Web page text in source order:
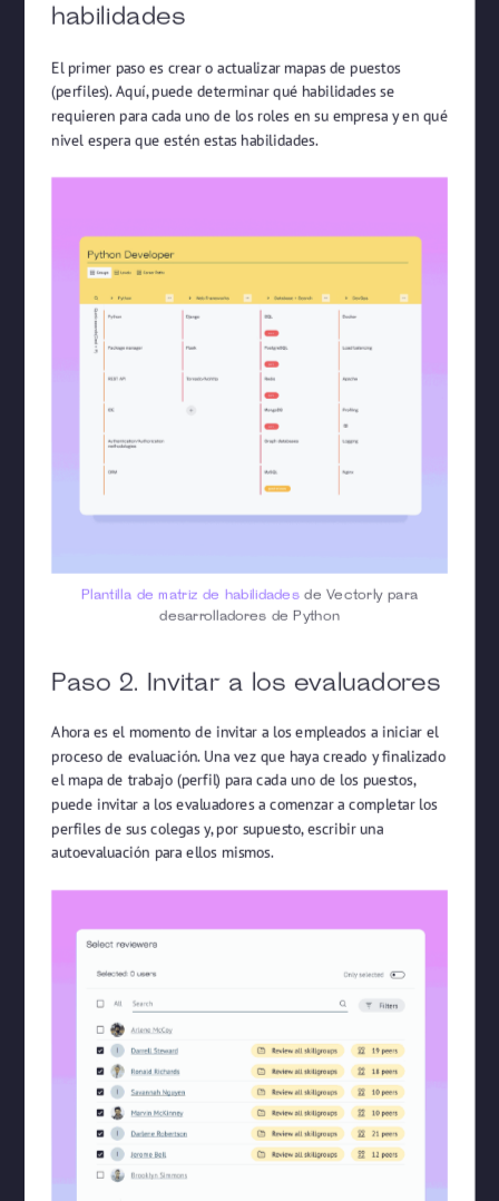
habilidades
El primer paso es crear o actualizar mapas de puestos
(perfiles). Aquí, puede determinar qué habilidades se
requieren para cada uno de los roles en su empresa y en qué
nivel espera que estén estas habilidades.
Plantilla de matriz de habilidadesde Vectorly para
desarrolladores de Python
Paso 2. Invitar a los evaluadores
Ahora es el momento de invitar a los empleados a iniciar el
proceso de evaluación. Una vez que haya creado y finalizado
el mapa de trabajo (perfil) para cada uno de los puestos,
puede invitar a los evaluadores a comenzar a completar los
perfiles de sus colegas y, por supuesto, escribir una
autoevaluación para ellos mismos.